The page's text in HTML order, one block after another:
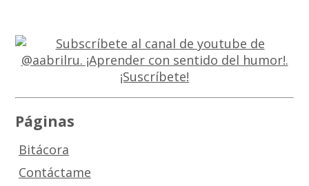
Páginas
Bitácora
Contáctame